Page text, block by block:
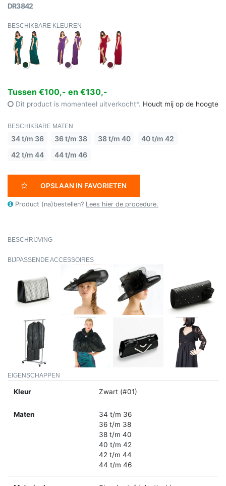
DR3842
BESCHIKBARE KLEUREN
Tussen €100,- en €130,-
Dit product is momenteel uitverkocht*. Houdt mij op de hoogte
BESCHIKBARE MATEN
34 t/m 36 36 t/m 38 38 t/m 40
40 t/m 42
42 t/m 44
44 t/m 46
OPSLAAN IN FAVORIETEN
Product (na)bestellen? Lees hier de procedure.
BESCHRIJVING
BIJPASSENDE ACCESSOIRES
EIGENSCHAPPEN
Kleur Zwart (#01)
Maten
34 t/m 36
36 t/m 38
38 t/m 40
40 t/m 42
42 t/m 44
44 t/m 46